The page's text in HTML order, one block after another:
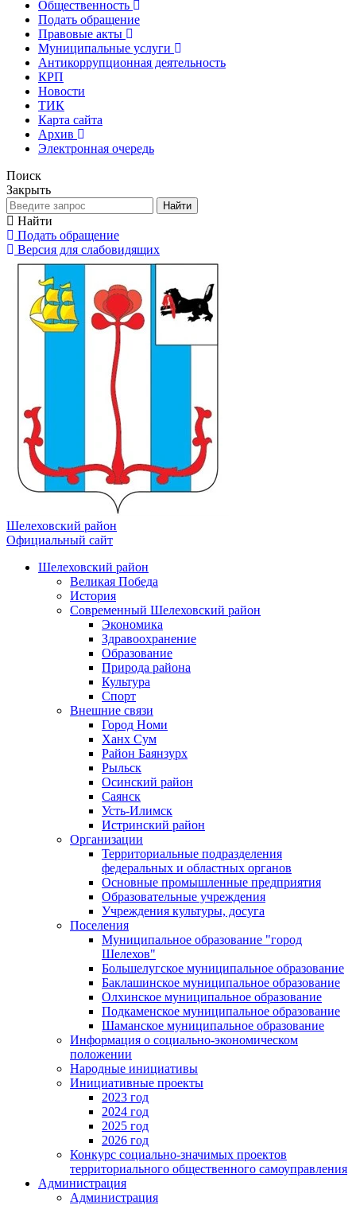
Общественность
Подать обращение
Правовые акты
Муниципальные услуги
Антикоррупционная деятельность
КРП
Новости
ТИК
Карта сайта
Архив
Электронная очередь
Поиск
Закрыть
Найти
Найти
Подать обращение
Версия для слабовидящих
Шелеховский район
Официальный сайт
Шелеховский район
Великая Победа
История
Современный Шелеховский район
Экономика
Здравоохранение
Образование
Природа района
Культура
Спорт
Внешние связи
Город Номи
Ханх Сум
Район Баянзурх
Рыльск
Осинский район
Саянск
Усть-Илимск
Истринский район
Организации
Территориальные подразделения
федеральных и областных органов
Основные промышленные предприятия
Образовательные учреждения
Учреждения культуры, досуга
Поселения
Муниципальное образование "город
Шелехов"
Большелугское муниципальное образование
Баклашинское муниципальное образование
Олхинское муниципальное образование
Подкаменское муниципальное образование
Шаманское муниципальное образование
Информация о социально-экономическом
положении
Народные инициативы
Инициативные проекты
2023 год
2024 год
2025 год
2026 год
Конкурс социально-значимых проектов
территориального общественного самоуправления
Администрация
Администрация